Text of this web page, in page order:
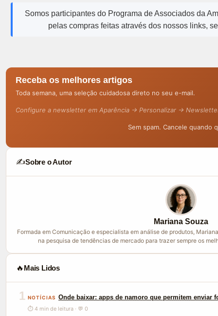
Somos participantes do Programa de Associados da
pelas compras feitas através dos nossos links,
Receba os melhores artigos
Toda semana, uma seleção cuidadosa direto no seu e-mail.
Configure a newsletter em Aparência → Personalizar →
Sem spam. Cancele quando
✍️Sobre o Autor
Mariana Souza
Formada em Comunicação e especialista em análise de produtos,
na pesquisa de tendências de mercado para trazer sempre os
🔥 Mais Lidos
1 NOTÍCIAS Onde baixar: apps de namoro que permitem enviar
⏱ 4 min de leitura · 💬 0